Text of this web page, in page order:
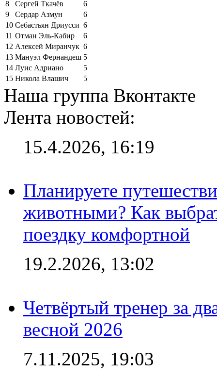
8 Сергей Ткачёв
6
9
Сердар Азмун
6
10 Себастьян Дриусси 6
11 Отман Эль-Кабир
6
12 Алексей Миранчук 6
13 Мануэл Фернандеш 5
14 Луис Адриано
5
15 Никола Влашич 5
Наша группа Вконтакте
Лента новостей:
15.4.2026, 16:19
Планируете
животными? Как
поездку комфортной
19.2.2026, 13:02
Четвёртый тренер за
весной 2026
7.11.2025, 19:03